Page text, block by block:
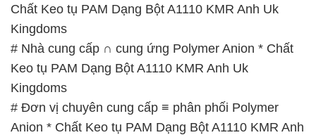
Chất Keo tụ PAM Dạng Bột A1110 KMR Anh Uk
Kingdoms
# Nhà cung cấp ∩ cung ứng Polymer Anion * Chất
Keo tụ PAM Dạng Bột A1110 KMR Anh Uk
Kingdoms
# Đơn vị chuyên cung cấp ≡ phân phối Polymer
Anion * Chất Keo tụ PAM Dạng Bột A1110 KMR Anh